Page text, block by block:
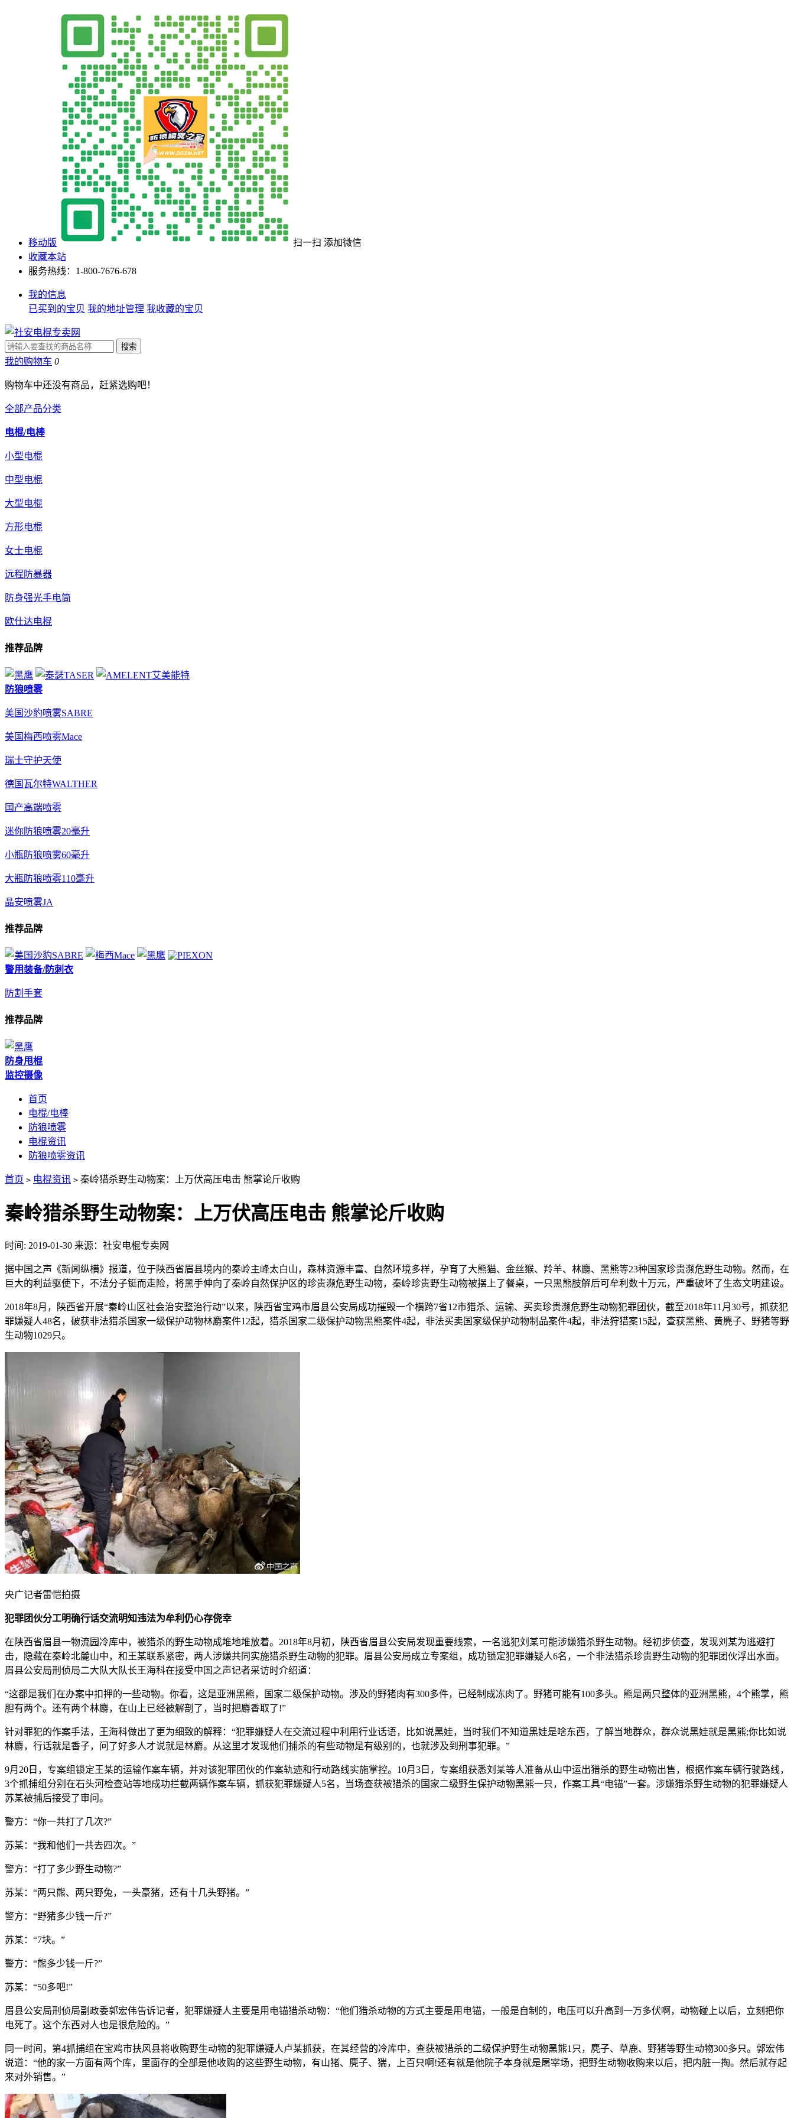
移动版
扫一扫 添加微信
收藏本站
服务热线：1-800-7676-678
我的信息
已买到的宝贝 我的地址管理 我收藏的宝贝
我的购物车 0
购物车中还没有商品，赶紧选购吧！
全部产品分类
电棍/电棒
小型电棍
中型电棍
大型电棍
方形电棍
女士电棍
远程防暴器
防身强光手电筒
欧仕达电棍
推荐品牌
防狼喷雾
美国沙豹喷雾SABRE
美国梅西喷雾Mace
瑞士守护天使
德国瓦尔特WALTHER
国产高端喷雾
迷你防狼喷雾20毫升
小瓶防狼喷雾60毫升
大瓶防狼喷雾110毫升
晶安喷雾JA
推荐品牌
警用装备/防刺衣
防割手套
推荐品牌
防身甩棍
监控摄像
首页
电棍/电棒
防狼喷雾
电棍资讯
防狼喷雾资讯
首页 > 电棍资讯 > 秦岭猎杀野生动物案：上万伏高压电击 熊掌论斤收购
秦岭猎杀野生动物案：上万伏高压电击 熊掌论斤收购
时间: 2019-01-30 来源：社安电棍专卖网
据中国之声《新闻纵横》报道，位于陕西省眉县境内的秦岭主峰太白山，森林资源丰富、自然环境多样，孕育了大熊猫、金丝猴、羚羊、林麝、黑熊等23种国家珍贵濒危野生动物。然而，在
巨大的利益驱使下，不法分子铤而走险，将黑手伸向了秦岭自然保护区的珍贵濒危野生动物，秦岭珍贵野生动物被摆上了餐桌，一只黑熊肢解后可牟利数十万元，严重破坏了生态文明建设。
2018年8月，陕西省开展“秦岭山区社会治安整治行动”以来，陕西省宝鸡市眉县公安局成功摧毁一个横跨7省12市猎杀、运输、买卖珍贵濒危野生动物犯罪团伙，截至2018年11月30号，抓获犯
罪嫌疑人48名，破获非法猎杀国家一级保护动物林麝案件12起，猎杀国家二级保护动物黑熊案件4起，非法买卖国家级保护动物制品案件4起，非法狩猎案15起，查获黑熊、黄麂子、野猪等野
生动物1029只。
央广记者雷恺拍摄
犯罪团伙分工明确行话交流明知违法为牟利仍心存侥幸
在陕西省眉县一物流园冷库中，被猎杀的野生动物成堆地堆放着。2018年8月初，陕西省眉县公安局发现重要线索，一名逃犯刘某可能涉嫌猎杀野生动物。经初步侦查，发现刘某为逃避打
击，隐藏在秦岭北麓山中，和王某联系紧密，两人涉嫌共同实施猎杀野生动物的犯罪。眉县公安局成立专案组，成功锁定犯罪嫌疑人6名，一个非法猎杀珍贵野生动物的犯罪团伙浮出水面。
眉县公安局刑侦局二大队大队长王海科在接受中国之声记者采访时介绍道：
“这都是我们在办案中扣押的一些动物。你看，这是亚洲黑熊，国家二级保护动物。涉及的野猪肉有300多件，已经制成冻肉了。野猪可能有100多头。熊是两只整体的亚洲黑熊，4个熊掌，熊
胆有两个。还有两个林麝，在山上已经被解剖了，当时把麝香取了!”
针对罪犯的作案手法，王海科做出了更为细致的解释：“犯罪嫌疑人在交流过程中利用行业话语，比如说黑娃，当时我们不知道黑娃是啥东西，了解当地群众，群众说黑娃就是黑熊;你比如说
林麝，行话就是香子，问了好多人才说就是林麝。从这里才发现他们捕杀的有些动物是有级别的，也就涉及到刑事犯罪。”
9月20日，专案组锁定王某的运输作案车辆，并对该犯罪团伙的作案轨迹和行动路线实施掌控。10月3日，专案组获悉刘某等人准备从山中运出猎杀的野生动物出售，根据作案车辆行驶路线，
3个抓捕组分别在石头河检查站等地成功拦截两辆作案车辆，抓获犯罪嫌疑人5名，当场查获被猎杀的国家二级野生保护动物黑熊一只，作案工具“电锚”一套。涉嫌猎杀野生动物的犯罪嫌疑人
苏某被捕后接受了审问。
警方：“你一共打了几次?”
苏某：“我和他们一共去四次。”
警方：“打了多少野生动物?”
苏某：“两只熊、两只野兔，一头豪猪，还有十几头野猪。”
警方：“野猪多少钱一斤?”
苏某：“7块。”
警方：“熊多少钱一斤?”
苏某：“50多吧!”
眉县公安局刑侦局副政委郭宏伟告诉记者，犯罪嫌疑人主要是用电锚猎杀动物：“他们猎杀动物的方式主要是用电锚，一般是自制的，电压可以升高到一万多伏啊，动物碰上以后，立刻把你
电死了。这个东西对人也是很危险的。”
同一时间，第4抓捕组在宝鸡市扶风县将收购野生动物的犯罪嫌疑人卢某抓获，在其经营的冷库中，查获被猎杀的二级保护野生动物黑熊1只，麂子、草鹿、野猪等野生动物300多只。郭宏伟
说道：“他的家一方面有两个库，里面存的全部是他收购的这些野生动物，有山猪、麂子、猯，上百只啊!还有就是他院子本身就是屠宰场，把野生动物收购来以后，把内脏一掏。然后就存起
来对外销售。”